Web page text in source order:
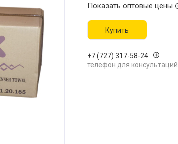
Показать оптовые цены
Купить
+7 (727) 317-58-24
телефон для консультаций